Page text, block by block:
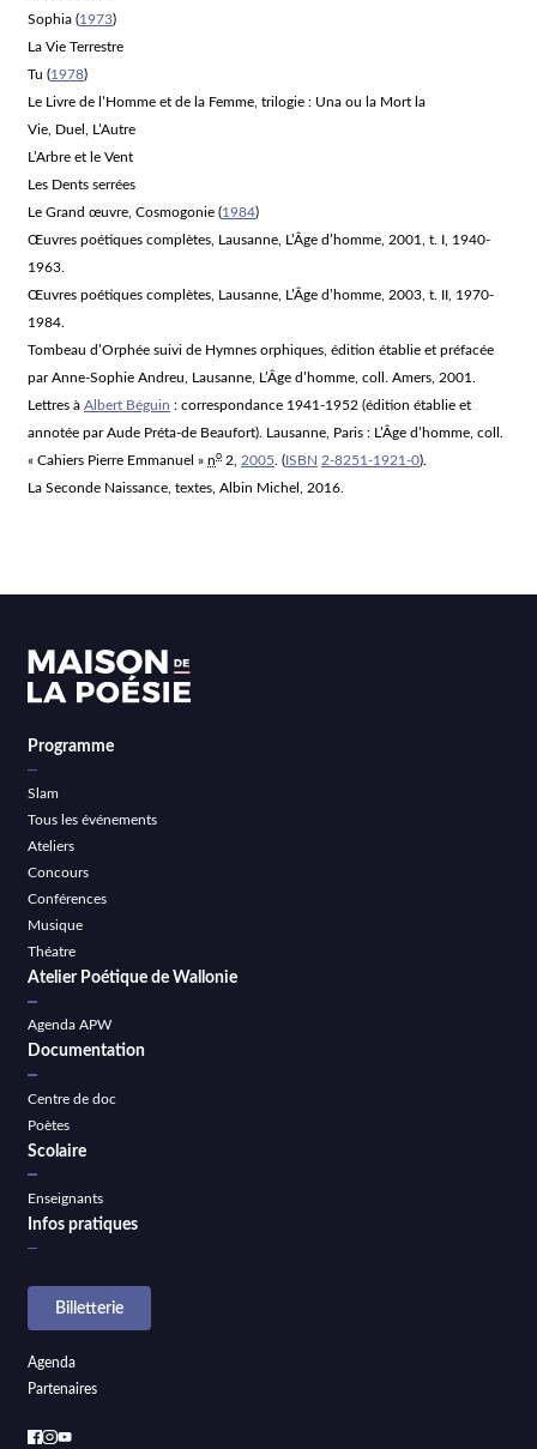
Sophia (1973)
La Vie Terrestre
Tu (1978)
Le Livre de l’Homme et de la Femme , trilogie : Una ou la Mort la
Vie Duel
L’Autre
L’Arbre et le Vent
Les Dents serrées
Le Grand œuvre, Cosmogonie (1984)
Œuvres poétiques complètes , Lausanne, L’Âge d’homme, 2001, t. I, 1940-
1963.
Œuvres poétiques complètes , Lausanne, L’Âge d’homme, 2003, t. II, 1970-
1984.
Tombeau d’Orphée suivi de Hymnes orphiques , édition établie et préfacée
par Anne-Sophie Andreu, Lausanne, L’Âge d’homme, coll. Amers, 2001.
Lettres àAlbert Béguin : correspondance 1941-1952 (édition établie et
annotée par Aude Préta-de Beaufort). Lausanne, Paris : L’Âge d’homme, coll.
« Cahiers Pierre Emmanuel »no 2, 2005.(ISBN 2-8251-1921-0).
La Seconde Naissance , textes, Albin Michel, 2016.
Programme
Slam
Tous les événements
Ateliers
Concours
Conférences
Musique
Théatre
Atelier Poétique de Wallonie
Agenda APW
Documentation
Centre de doc
Poètes
Scolaire
Enseignants
Infos pratiques
Billetterie
Agenda
Partenaires